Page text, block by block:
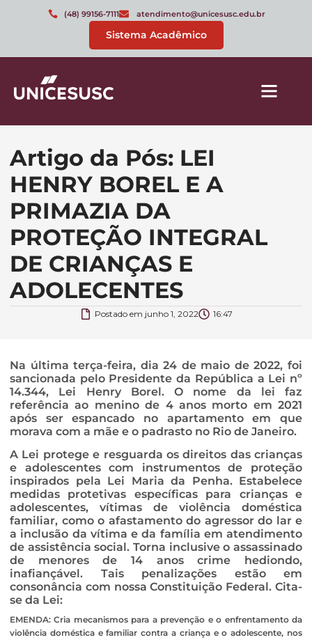
(48) 99156-7111 atendimento@unicesusc.edu.br
Sistema Acadêmico
Artigo da Pós: LEI
HENRY BOREL E A
PRIMAZIA DA
PROTEÇÃO INTEGRAL
DE CRIANÇAS E
ADOLECENTES
Postado em junho 1, 2022 16:47
Na última terça-feira, dia 24 de maio de 2022, foi
sancionada pelo Presidente da República a Lei nº
14.344, Lei Henry Borel. O nome da lei faz
referência ao menino de 4 anos morto em 2021
após ser espancado no apartamento em que
morava com a mãe e o padrasto no Rio de Janeiro.
A Lei protege e resguarda os direitos das crianças
e adolescentes com instrumentos de proteção
inspirados pela Lei Maria da Penha. Estabelece
medidas protetivas específicas para crianças e
adolescentes, vítimas de violência doméstica
familiar, como o afastamento do agressor do lar e
a inclusão da vítima e da família em atendimento
de assistência social. Torna inclusive o assassinado
de menores de 14 anos crime hediondo,
inafiançável. Tais penalizações estão em
consonância com nossa Constituição Federal. Cita-
se da Lei:
EMENDA: Cria mecanismos para a prevenção e o enfrentamento da
violência doméstica e familiar contra a criança e o adolescente, nos